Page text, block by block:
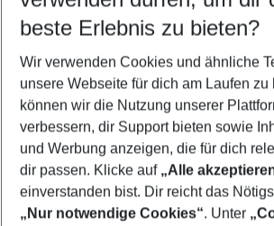
5-8 Nächte
2 Erwachsene Keine Kinder
Mehr Filter anzeigen
beste Erlebnis zu bieten?
Wir verwenden Cookies und ähnliche
unsere Webseite für dich am Laufen zu
können wir die Nutzung unserer
verbessern, dir Support bieten sowie
und Werbung anzeigen, die für dich
dir passen. Klicke auf „Alle
einverstanden bist. Dir reicht das
„Nur notwendige Cookies“. Unter